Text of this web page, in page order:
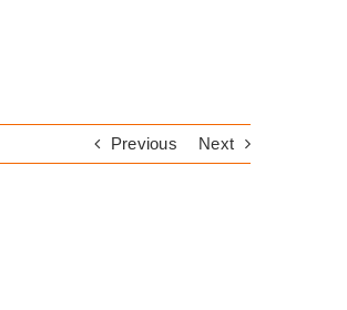
Previous Next